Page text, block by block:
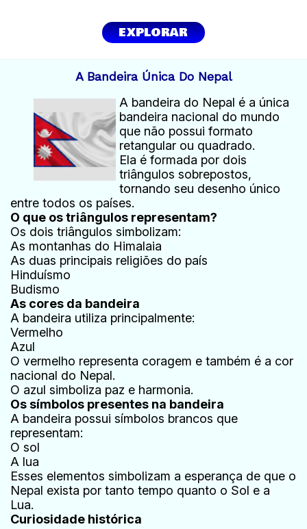
EXPLORAR
A Bandeira Única Do Nepal
A bandeira do Nepal é a única
bandeira nacional do mundo
que não possui formato
retangular ou quadrado.
Ela é formada por dois
triângulos sobrepostos,
tornando seu desenho único
entre todos os países.
O que os triângulos representam?
Os dois triângulos simbolizam:
As montanhas do Himalaia
As duas principais religiões do país
Hinduísmo
Budismo
As cores da bandeira
A bandeira utiliza principalmente:
Vermelho
Azul
O vermelho representa coragem e também é a cor
nacional do Nepal.
O azul simboliza paz e harmonia.
Os símbolos presentes na bandeira
A bandeira possui símbolos brancos que
representam:
O sol
A lua
Esses elementos simbolizam a esperança de que o
Nepal exista por tanto tempo quanto o Sol e a
Lua.
Curiosidade histórica